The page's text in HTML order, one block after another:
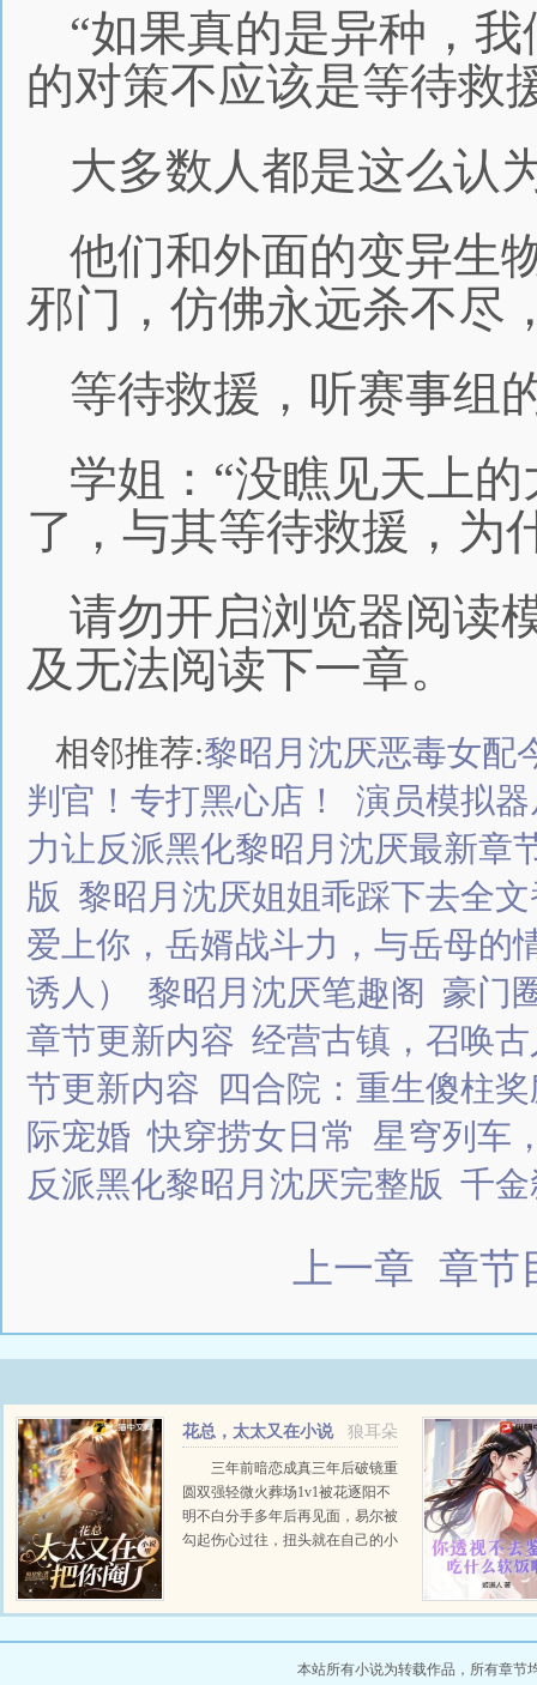
“如果真的是异种，
的对策不应该是等待救
大多数人都是这么认
他们和外面的变异生
邪门，仿佛永远杀不尽
等待救援，听赛事组
学姐：“没瞧见天上
了，与其等待救援，为
请勿开启浏览器阅读
及无法阅读下一章。
相邻推荐:黎昭月沈厌恶毒女配
判官！专打黑心店！
演员模拟
力让反派黑化黎昭月沈厌最新章
版 黎昭月沈厌姐姐乖踩下去全
爱上你，岳婿战斗力，与岳母的
诱人）
黎昭月沈厌笔趣阁 豪门
章节更新内容 经营古镇，召唤
节更新内容 四合院：重生傻柱
际宠婚 快穿捞女日常 星穹列车
反派黑化黎昭月沈厌完整版 千
上一章 章节
狼耳朵
花总，太太又在小说
里把你阉了
三年前暗恋成真三年后破镜重
圆双强轻微火葬场1v1被花逐阳不
明不白分手多年后再见面，易尔被
勾起伤心过往，扭头就在自己的小
易尔惨遭...
本站所有小说为转载作品，所有章节